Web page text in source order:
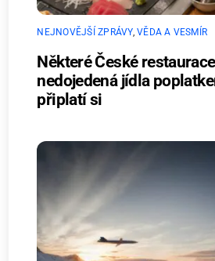
NEJNOVĚJŠÍ ZPRÁVY,VĚDA A VESMÍR
Některé České
nedojedená jídla
připlatí si